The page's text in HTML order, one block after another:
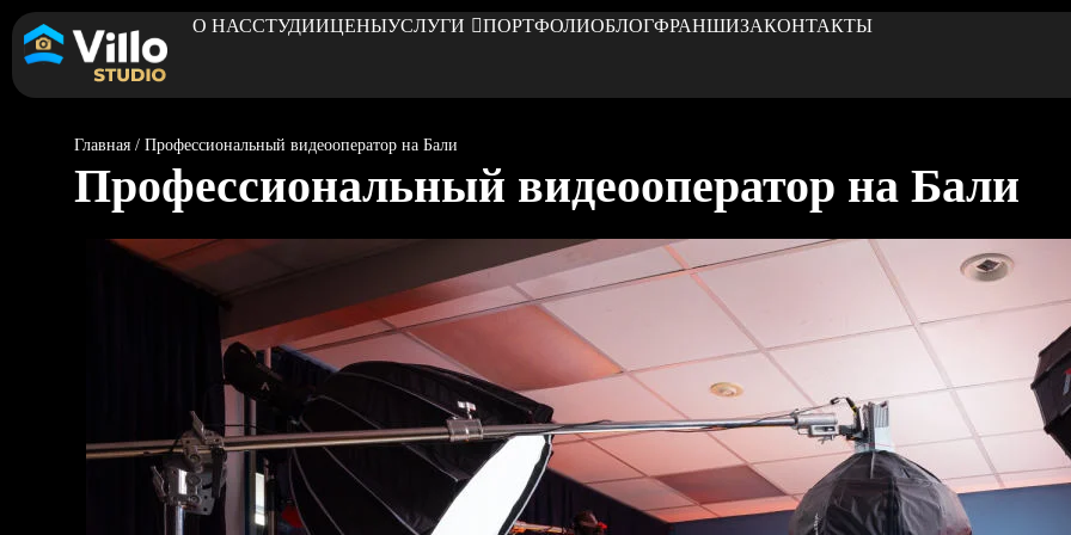
О НАССТУДИИЦЕНЫУСЛУГИ ПОРТФОЛИОБЛОГФРАНШИЗАКОНТАКТЫ
Главная / Профессиональный видеооператор на Бали
Профессиональный видеооператор на Бали